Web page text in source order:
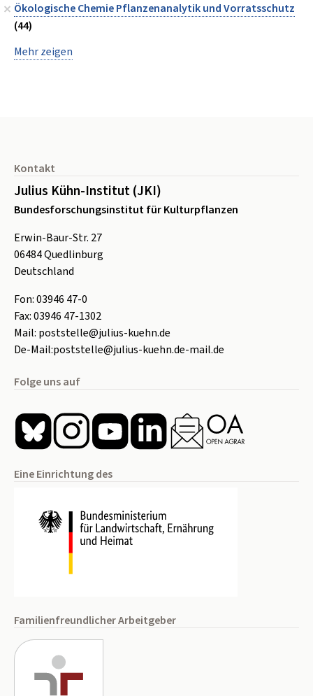
Ökologische Chemie Pflanzenanalytik und Vorratsschutz
(44)
Mehr zeigen
Kontakt
Julius Kühn-Institut (JKI)
Bundesforschungsinstitut für Kulturpflanzen
Erwin-Baur-Str. 27
06484Quedlinburg
Deutschland
Fon:03946 47-0
Fax:03946 47-1302
Mail: poststelle@julius-kuehn.de
De-Mail:poststelle@julius-kuehn.de-mail.de
Folge uns auf
Eine Einrichtung des
Familienfreundlicher Arbeitgeber